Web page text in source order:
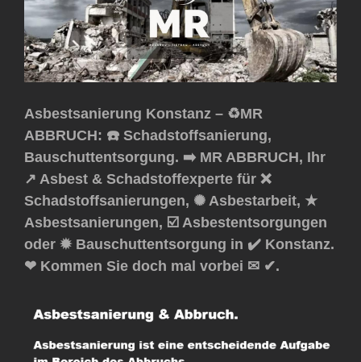
Asbestsanierung Konstanz – ♻️MR
ABBRUCH: ☎️ Schadstoffsanierung,
Bauschuttentsorgung. ➡️ MR ABBRUCH, Ihr
↗️ Asbest & Schadstoffexperte für ❌
Schadstoffsanierungen, ✺ Asbestarbeit, ★
Asbestsanierungen, ☑️ Asbestentsorgungen
oder ✹ Bauschuttentsorgung in ✔️ Konstanz.
❤ Kommen Sie doch mal vorbei ✉ ✔.